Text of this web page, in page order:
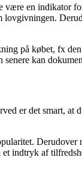
være en indikator
lovgivningen.
på købet, fx
kan
er det smart, at
indtryk af